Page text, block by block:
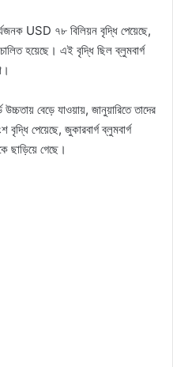
USD ৭৮ বিলিয়ন বৃদ্ধি পেয়েছে,
হয়েছে। এই বৃদ্ধি ছিল ব্লুমবার্গ
বেড়ে যাওয়ায়, জানুয়ারিতে তাদের
পেয়েছে, জুকারবার্গ ব্লুমবার্গ
ছাড়িয়ে গেছে।